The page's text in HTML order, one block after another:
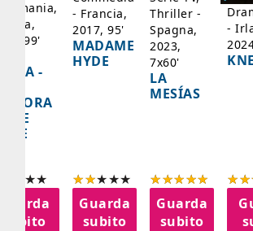
99'
-
subito
- Francia,
2017, 95'
MADAME
HYDE
Guarda
subito
Thriller -
Spagna,
2023,
7x60'
LA
MESÍAS
Guarda
subito
-